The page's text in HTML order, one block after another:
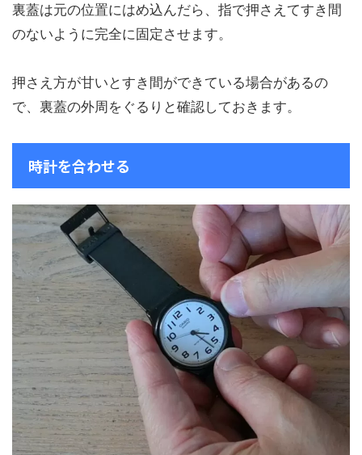
裏蓋は元の位置にはめ込んだら、指で押さえてすき間
のないように完全に固定させます。
押さえ方が甘いとすき間ができている場合があるの
で、裏蓋の外周をぐるりと確認しておきます。
時計を合わせる